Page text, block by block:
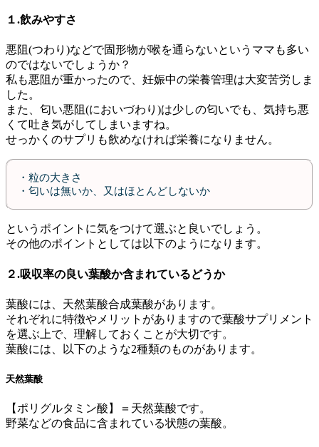
１.飲みやすさ
悪阻(つわり)などで固形物が喉を通らないというママも多い
のではないでしょうか？
私も悪阻が重かったので、妊娠中の栄養管理は大変苦労しま
した。
また、匂い悪阻(においづわり)は少しの匂いでも、気持ち悪
くて吐き気がしてしまいますね。
せっかくのサプリも飲めなければ栄養になりません。
・粒の大きさ
・匂いは無いか、又はほとんどしないか
というポイントに気をつけて選ぶと良いでしょう。
その他のポイントとしては以下のようになります。
２.吸収率の良い葉酸か含まれているどうか
葉酸には、天然葉酸合成葉酸があります。
それぞれに特徴やメリットがありますので葉酸サプリメント
を選ぶ上で、理解しておくことが大切です。
葉酸には、以下のような2種類のものがあります。
天然葉酸
【ポリグルタミン酸】＝天然葉酸です。
野菜などの食品に含まれている状態の葉酸。